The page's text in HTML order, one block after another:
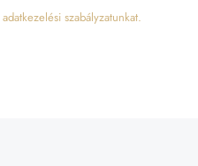
adatkezelési szabályzatunkat.